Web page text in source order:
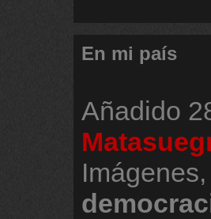
En mi país
Añadido